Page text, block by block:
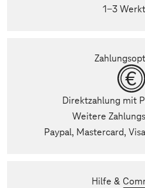
1-3
Direktzahlung mit
Weitere
Paypal, Mastercard,
Hilfe &